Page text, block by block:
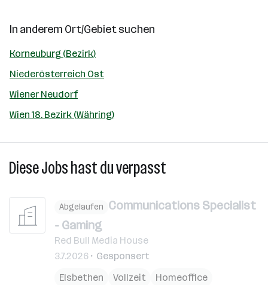
In anderem Ort/Gebiet suchen
Korneuburg (Bezirk)
Niederösterreich Ost
Wiener Neudorf
Wien 18. Bezirk (Währing)
Diese Jobs hast du verpasst
Abgelaufen Communications Specialist
- Gaming
Red Bull Media House
3.7.2026
Gesponsert
Elsbethen
Vollzeit
Homeoffice